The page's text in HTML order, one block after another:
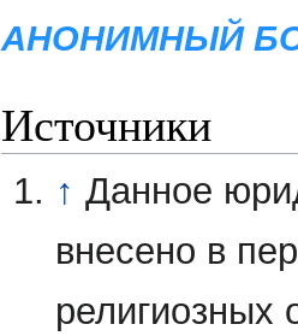
АНОНИМНЫЙ
Источники
↑ Данное
внесено в
религиозных